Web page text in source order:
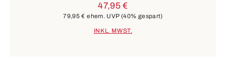
47,95 €
79,95 € ehem. UVP (40% gespart)
INKL. MWST.